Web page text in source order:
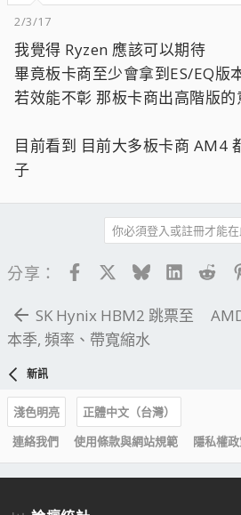
2/3/17
我覺得 Ryzen 應該可以期待
畢竟板卡商至少會拿到ES/EQ版
若效能不彰 那板卡商出高階版
目前看到 目前大多板卡商 AM4
子
你必須登入或註冊才能在
分享： FacebookBluesky
SK Hynix HBM2 跳票至
本季, 頻率、帶寬縮水
新訊
淺色明亮
正體中文（台灣）
連絡我們
使用條款與網站規範 隱私權